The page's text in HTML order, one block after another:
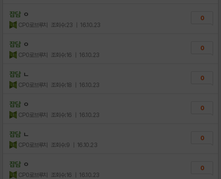
잡담 ㅇ
CP0로브루치 조회수:23 | 16.10.23
0
잡담 ㅇ
CP0로브루치 조회수:16 | 16.10.23
0
잡담 ㄴ
CP0로브루치 조회수:18 | 16.10.23
0
잡담 ㅇ
CP0로브루치 조회수:16 | 16.10.23
0
잡담 ㄴ
CP0로브루치 조회수:9 | 16.10.23
0
잡담 ㅇ
CP0로브루치 조회수:16 | 16.10.23
0